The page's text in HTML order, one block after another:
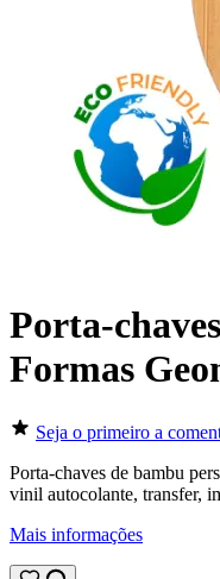
Porta-
Formas
Seja o primeiro a
Porta-chaves de bambu
vinil autocolante, transfer,
Mais informações